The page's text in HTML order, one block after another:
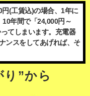
(工賃込)の場合、1年に
年間で「24,000円～
てしまいます。充電器
ンスをしてあげれば、そ
り”から